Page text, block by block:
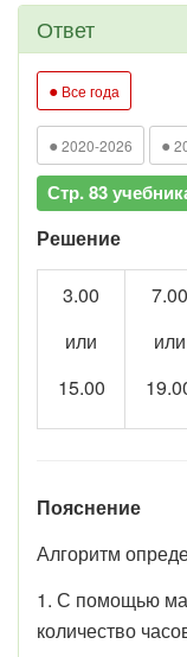
Ответ
● Все года
● 2020-2026 ●
Стр. 83
Решение
3.00
или
15.00
7.00
или
Пояснение
Алгоритм
1. С помощью
количество